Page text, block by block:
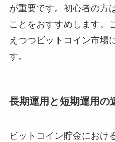
が重要です。初心者の方
ことをおすすめします。
えつつビットコイン市場
す。
長期運用と短期運用の
ビットコイン貯金におけ